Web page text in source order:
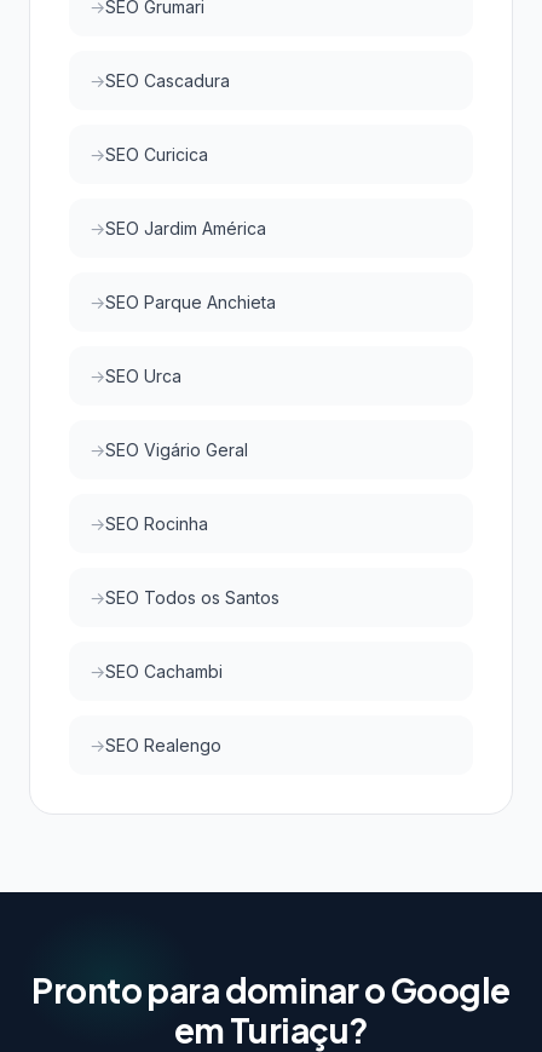
SEO Grumari
SEO Cascadura
SEO Curicica
SEO Jardim América
SEO Parque Anchieta
SEO Urca
SEO Vigário Geral
SEO Rocinha
SEO Todos os Santos
SEO Cachambi
SEO Realengo
Pronto para dominar o Google
em Turiaçu?